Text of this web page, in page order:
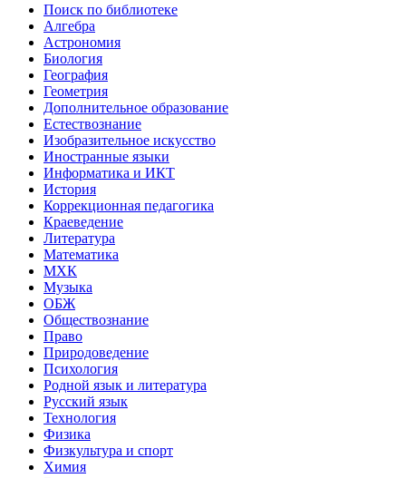
Поиск по библиотеке
Алгебра
Астрономия
Биология
География
Геометрия
Дополнительное образование
Естествознание
Изобразительное искусство
Иностранные языки
Информатика и ИКТ
История
Коррекционная педагогика
Краеведение
Литература
Математика
МХК
Музыка
ОБЖ
Обществознание
Право
Природоведение
Психология
Родной язык и литература
Русский язык
Технология
Физика
Физкультура и спорт
Химия